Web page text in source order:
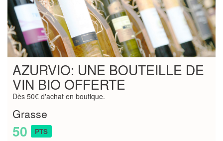
AZURVIO: UNE BOUTEILLE DE
VIN BIO OFFERTE
Dès 50€ d'achat en boutique.
Grasse
50 PTS